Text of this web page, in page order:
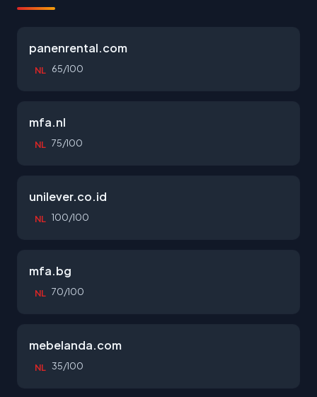
panenrental.com
NL 65/100
mfa.nl
NL 75/100
unilever.co.id
NL 100/100
mfa.bg
NL 70/100
mebelanda.com
NL 35/100